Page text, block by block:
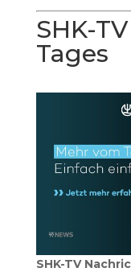
SHK-
Tages
SHK-TV